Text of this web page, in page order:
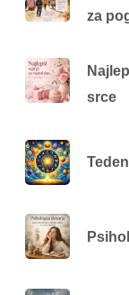
za
srce